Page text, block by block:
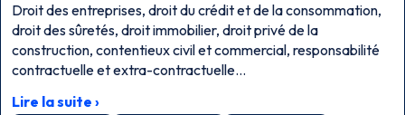
Droit des entreprises, droit du crédit et de la consommation,
droit des sûretés, droit immobilier, droit privé de la
construction, contentieux civil et commercial, responsabilité
contractuelle et extra-contractuelle…
Lire la suite ›